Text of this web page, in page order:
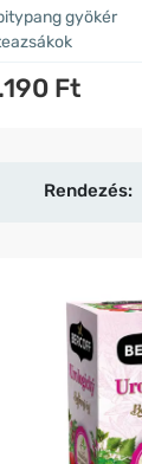
gyökér
Ft
Rendezés: